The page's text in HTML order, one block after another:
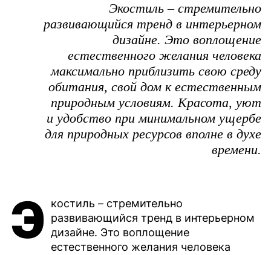
Экостиль – стремительно
развивающийся тренд в интерьерном
дизайне. Это воплощение
естественного желания человека
максимально приблизить свою среду
обитания, свой дом к естественным
природным условиям. Красота, уют
и удобство при минимальном ущербе
для природных ресурсов вполне в духе
времени.
Э костиль – стремительно
развивающийся тренд в интерьерном
дизайне. Это воплощение
естественного желания человека